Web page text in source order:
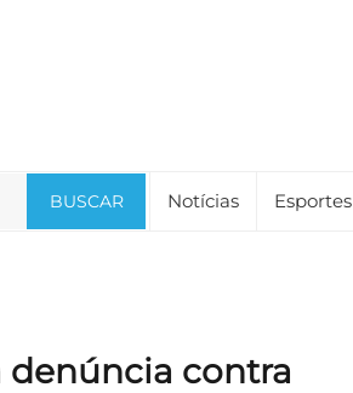
BUSCAR Notícias Esportes
denúncia contra